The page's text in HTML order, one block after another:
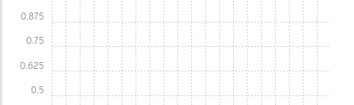
0.5
0.625
0.75
0.875